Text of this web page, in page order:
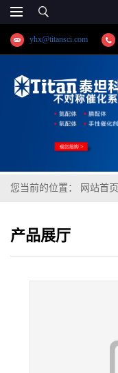
yhx@titansci.com
您当前的位置： 网站首页
产品展厅